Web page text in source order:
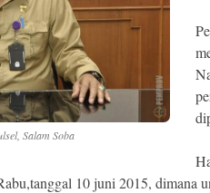
Salam Soba
10 juni 2015, dimana